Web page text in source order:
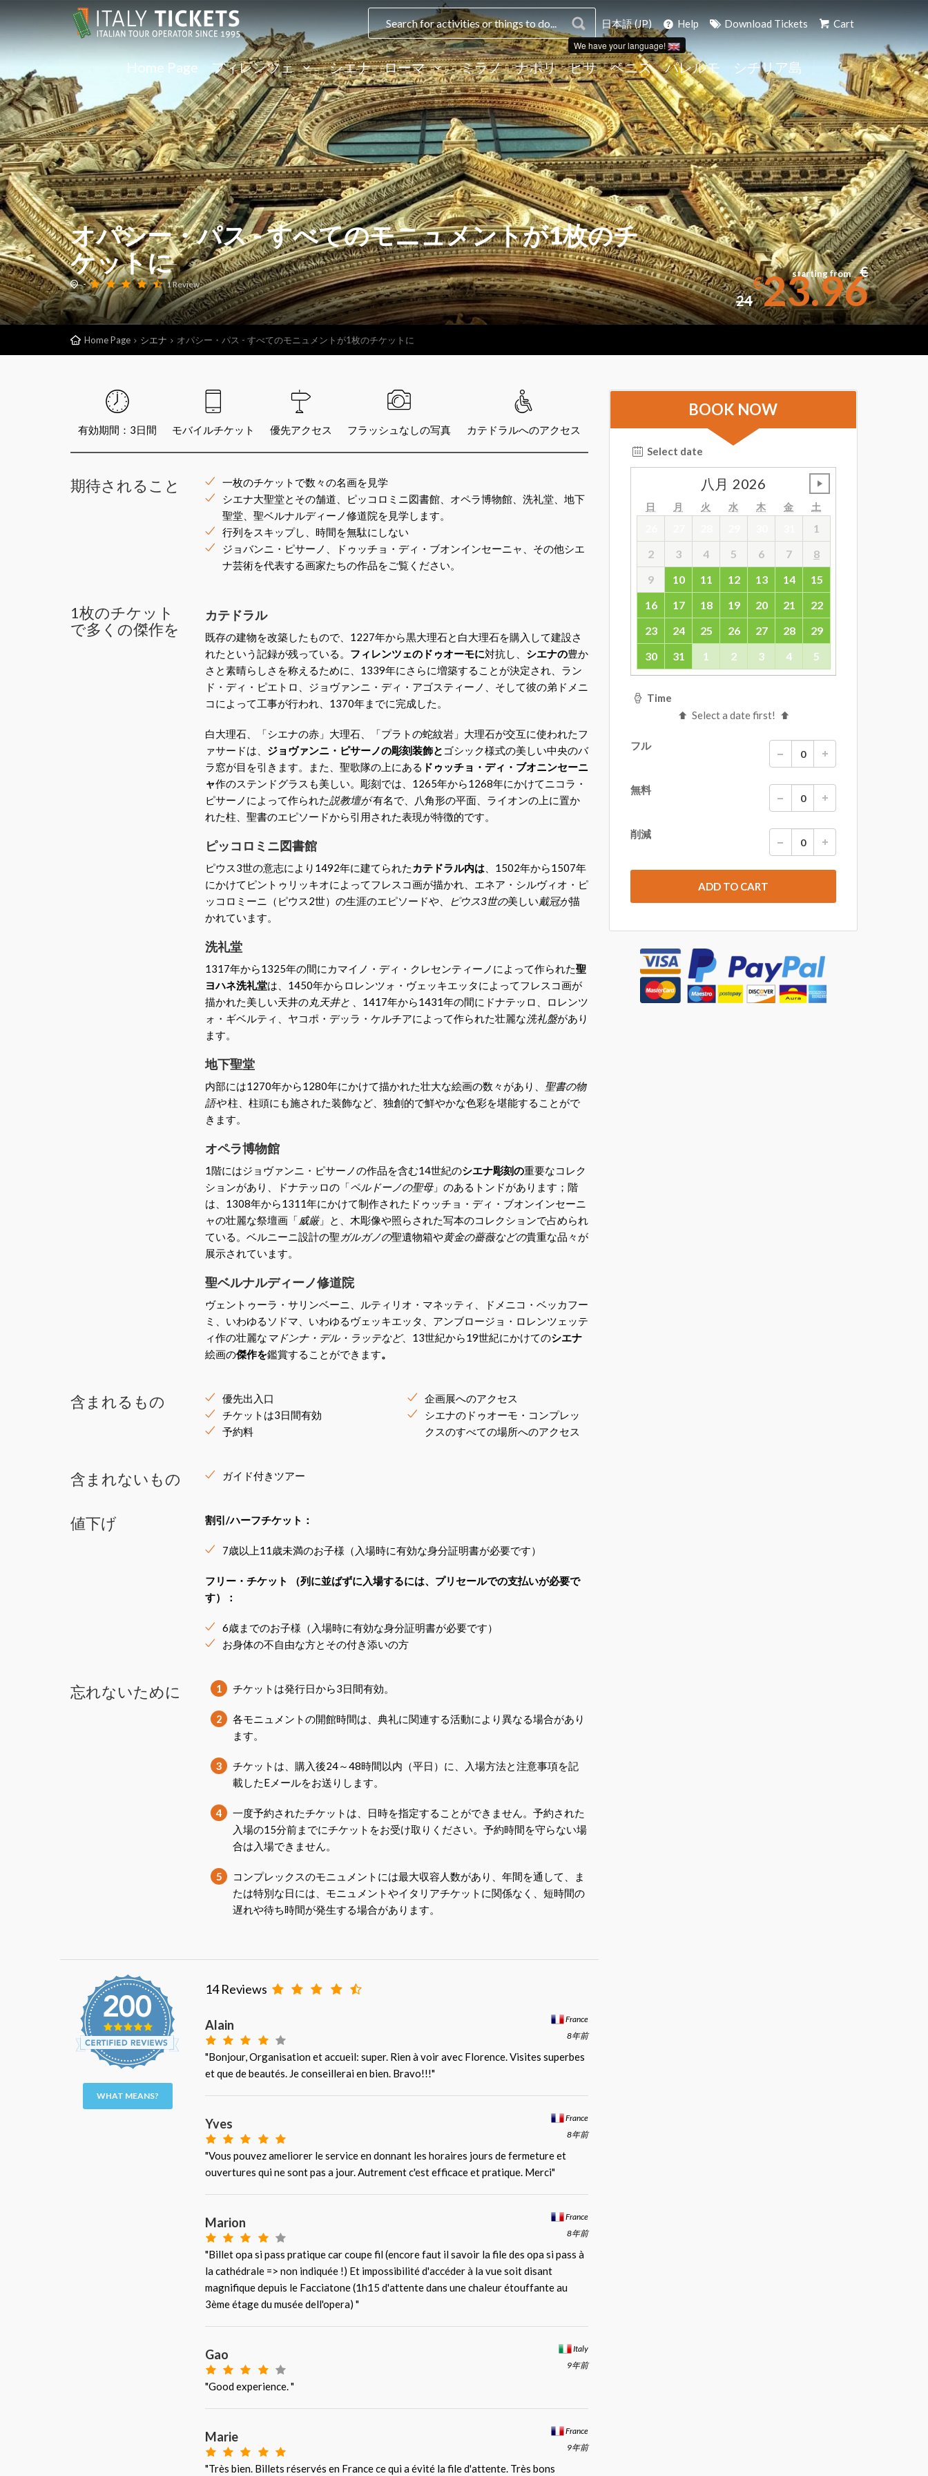
日本語 (JP)
We have your language!
Help Download Tickets Cart
Home Page フィレンツェ シエナ ローマ ミラノ ナポリ ピサ ベニス パレルモ シチリア島
オパシー・パス - すべてのモニュメントが1枚のチ
ケットに
- 1 Review
starting from
€
24
€23.96
Home Page シエナ オパシー・パス - すべてのモニュメントが1枚のチケットに
有効期間：3日間 モバイルチケット 優先アクセス フラッシュなしの写真 カテドラルへのアクセス
期待されること
一枚のチケットで数々の名画を見学
シエナ大聖堂とその舗道、ピッコロミニ図書館、オペラ博物館、洗礼堂、地下
聖堂、聖ベルナルディーノ修道院を見学します。
行列をスキップし、時間を無駄にしない
ジョバンニ・ピサーノ、ドゥッチョ・ディ・ブオンインセーニャ、その他シエ
ナ芸術を代表する画家たちの作品をご覧ください。
1枚のチケット
で多くの傑作を
カテドラル
既存の建物を改築したもので、1227年から黒大理石と白大理石を購入して建設さ
れたという記録が残っている。 フィレンツェのドゥオーモに対抗し、 シエナの豊か
さと素晴らしさを称えるために、1339年にさらに増築することが決定され、ラン
ド・ディ・ピエトロ、ジョヴァンニ・ディ・アゴスティーノ、そして彼の弟ドメニ
コによって工事が行われ、1370年までに完成した。
白大理石、「シエナの赤」大理石、「プラトの蛇紋岩」大理石が交互に使われたフ
ァサードは、 ジョヴァンニ・ピサーノの彫刻装飾と ゴシック様式の美しい中央のバ
ラ窓が目を引きます。また、聖歌隊の上にある ドゥッチョ・ディ・ブオニンセーニ
ャ作のステンドグラスも美しい。彫刻では、1265年から1268年にかけてニコラ・
ピサーノによって作られた説教壇が有名で、八角形の平面、ライオンの上に置か
れた柱、聖書のエピソードから引用された表現が特徴的です。
ピッコロミニ図書館
ピウス3世の意志により1492年に建てられた カテドラル内は 、1502年から1507年
にかけてピントゥリッキオによってフレスコ画が描かれ、エネア・シルヴィオ・ピ
ッコロミーニ（ピウス2世）の生涯のエピソードや、
ピウス3世の美しい戴冠が描
かれています。
洗礼堂
1317年から1325年の間にカマイノ・ディ・クレセンティーノによって作られた聖
ヨハネ洗礼堂は、1450年からロレンツォ・ヴェッキエッタによってフレスコ画が
描かれた美しい天井の丸天井と
、1417年から1431年の間にドナテッロ、ロレンツ
ォ・ギベルティ、ヤコポ・デッラ・ケルチアによって作られた壮麗な洗礼盤があり
ます。
地下聖堂
内部には1270年から1280年にかけて描かれた壮大な絵画の数々があり、 聖書の物
語や柱、柱頭にも施された装飾など、独創的で鮮やかな色彩を堪能することがで
きます。
オペラ博物館
1階にはジョヴァンニ・ピサーノの作品を含む14世紀のシエナ彫刻の重要なコレク
ションがあり、ドナテッロの「ペルドーノの聖母」のあるトンドがあります；階
は、1308年から1311年にかけて制作されたドゥッチョ・ディ・ブオンインセーニ
ャの壮麗な祭壇画「威厳」と、木彫像や照らされた写本のコレクションで占められ
ている。ベルニーニ設計の聖 ガルガノの聖遺物箱や黄金の薔薇などの貴重な品々が
展示されています。
聖ベルナルディーノ修道院
ヴェントゥーラ・サリンベーニ、ルティリオ・マネッティ、ドメニコ・ベッカフー
ミ、いわゆるソドマ、いわゆるヴェッキエッタ、アンブロージョ・ロレンツェッテ
ィ作の壮麗な マドンナ・デル・ラッテなど、13世紀から19世紀にかけてのシエナ
絵画の傑作を鑑賞することができます。
含まれるもの
優先出入口
チケットは3日間有効
予約料
企画展へのアクセス
シエナのドゥオーモ・コンプレッ
クスのすべての場所へのアクセス
含まれないもの ガイド付きツアー
値下げ 割引/ハーフチケット ：
7歳以上11歳未満のお子様（入場時に有効な身分証明書が必要です）
フリー・チケット
（列に並ばずに入場するには、プリセールでの支払いが必要で
す）：
6歳までのお子様（入場時に有効な身分証明書が必要です）
お身体の不自由な方とその付き添いの方
忘れないために 1 チケットは発行日から3日間有効。
2
各モニュメントの開館時間は、典礼に関連する活動により異なる場合があり
ます。
3
チケットは、購入後24～48時間以内（平日）に、入場方法と注意事項を記
載したEメールをお送りします。
4
一度予約されたチケットは、日時を指定することができません。予約された
入場の15分前までにチケットをお受け取りください。予約時間を守らない場
合は入場できません。
5
コンプレックスのモニュメントには最大収容人数があり、年間を通して、ま
たは特別な日には、モニュメントやイタリアチケットに関係なく、短時間の
遅れや待ち時間が発生する場合があります。
WHAT MEANS?
14 Reviews
France
8年前
Alain
"Bonjour, Organisation et accueil: super. Rien à voir avec Florence. Visites superbes
et que de beautés. Je conseillerai en bien. Bravo!!!"
France
8年前
Yves
"Vous pouvez ameliorer le service en donnant les horaires jours de fermeture et
ouvertures qui ne sont pas a jour. Autrement c'est efficace et pratique. Merci"
France
8年前
Marion
"Billet opa si pass pratique car coupe fil (encore faut il savoir la file des opa si pass à
la cathédrale => non indiquée !) Et impossibilité d'accéder à la vue soit disant
magnifique depuis le Facciatone (1h15 d'attente dans une chaleur étouffante au
3ème étage du musée dell'opera) "
Italy
9年前
Gao
"Good experience. "
France
9年前
Marie
"Très bien. Billets réservés en France ce qui a évité la file d'attente. Très bons
BOOK NOW
Select date
八月 2026
日 月 火 水 木 金 土
1
2
3 4 5 6 7
8
9
10 11 12 13 14
15
16
17 18 19 20 21
22
23
24 25 26 27 28
29
30
31 1 2 3 4 5
Time
Select a date first!
フル
無料
削減
ADD TO CART